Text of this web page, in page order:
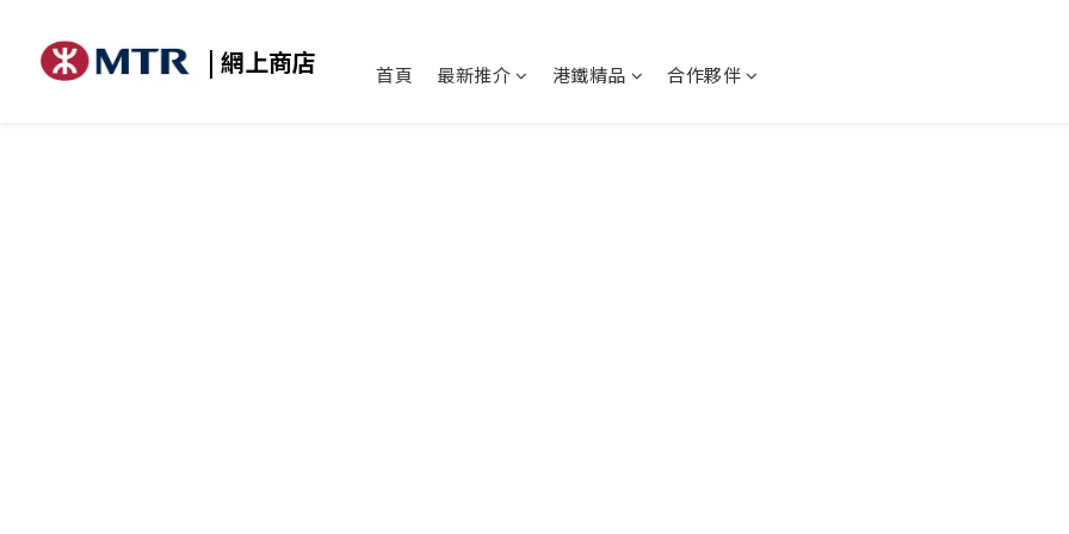
| 網上商店 首頁 最新推介 港鐵精品 合作夥伴